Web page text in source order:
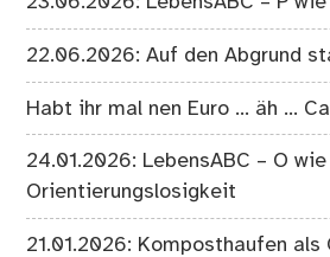
22.06.2026: Auf den Abgrund
Habt ihr mal nen Euro … äh …
24.01.2026: LebensABC – O wie
Orientierungslosigkeit
21.01.2026: Komposthaufen als